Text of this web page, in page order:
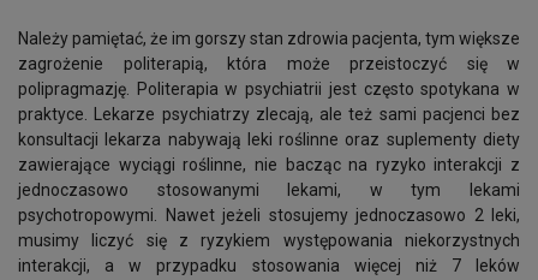
Należy pamiętać, że im gorszy stan zdrowia pacjenta, tym większe
zagrożenie politerapią, która może przeistoczyć się w
polipragmazję. Politerapia w psychiatrii jest często spotykana w
praktyce. Lekarze psychiatrzy zlecają, ale też sami pacjenci bez
konsultacji lekarza nabywają leki roślinne oraz suplementy diety
zawierające wyciągi roślinne, nie bacząc na ryzyko interakcji z
jednoczasowo stosowanymi lekami, w tym lekami
psychotropowymi. Nawet jeżeli stosujemy jednoczasowo 2 leki,
musimy liczyć się z ryzykiem występowania niekorzystnych
interakcji, a w przypadku stosowania więcej niż 7 leków